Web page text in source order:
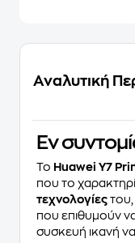
Αναλυτική
Eν
To Huawei Y7
που το
τεχνολογίες του,
που επιθυμούν
συσκευή ικανή